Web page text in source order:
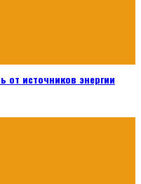
источников энергии